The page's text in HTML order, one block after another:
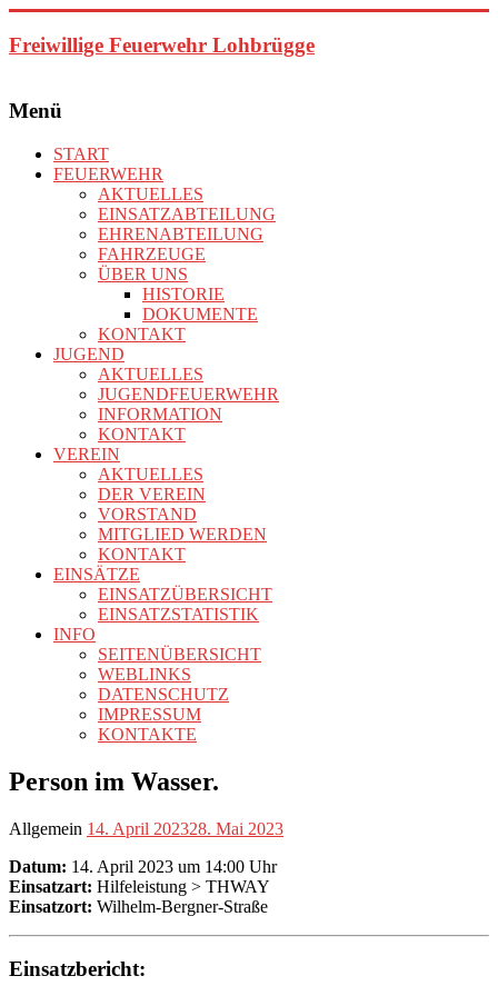
Inhalt
springen
Freiwillige Feuerwehr Lohbrügge
Menü
START
FEUERWEHR
AKTUELLES
EINSATZABTEILUNG
EHRENABTEILUNG
FAHRZEUGE
ÜBER UNS
HISTORIE
DOKUMENTE
KONTAKT
JUGEND
AKTUELLES
JUGENDFEUERWEHR
INFORMATION
KONTAKT
VEREIN
AKTUELLES
DER VEREIN
VORSTAND
MITGLIED WERDEN
KONTAKT
EINSÄTZE
EINSATZÜBERSICHT
EINSATZSTATISTIK
INFO
SEITENÜBERSICHT
WEBLINKS
DATENSCHUTZ
IMPRESSUM
KONTAKTE
Person im Wasser.
Allgemein 14. April 202328. Mai 2023
Datum: 14. April 2023 um 14:00 Uhr
Einsatzart: Hilfeleistung > THWAY
Einsatzort: Wilhelm-Bergner-Straße
Einsatzbericht: